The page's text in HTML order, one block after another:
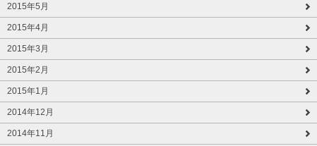
2015年5月
2015年4月
2015年3月
2015年2月
2015年1月
2014年12月
2014年11月